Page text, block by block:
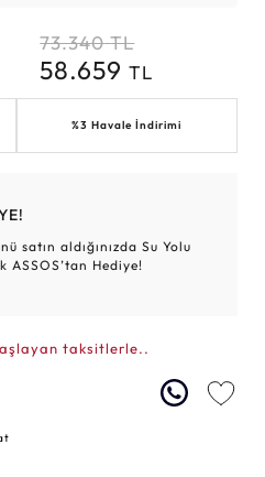
73.340 TL
58.659TL
%3 Havale İndirimi
satın aldığınızda Su Yolu
ASSOS’tan Hediye!
taksitlerle..